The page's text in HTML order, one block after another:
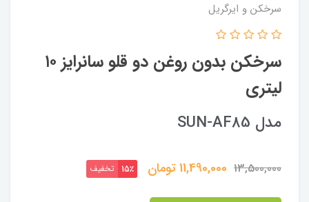
سرخکن و ایرگریل
سرخکن بدون روغن دو قلو سانرایز ۱۰
لیتری
مدل SUN-AF85
13,500,000
11,490,000تومان 15٪ تخفیف